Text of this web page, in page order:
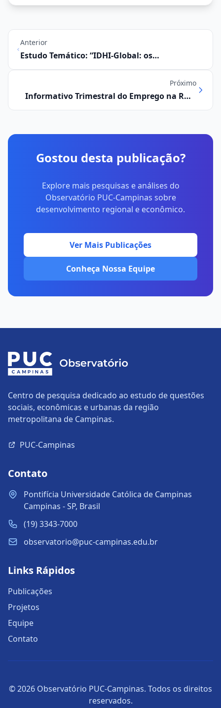
Anterior
Estudo Temático: “IDHI-Global: os
fundamentos teóricos do desenvolvimento
relações internacionais”
Próximo
Informativo Trimestral do Emprego na RMC
(abril / junho 2024)
Gostou desta publicação?
Explore mais pesquisas e análises do
Observatório PUC-Campinas sobre
desenvolvimento regional e econômico.
Ver Mais Publicações
Conheça Nossa Equipe
Centro de pesquisa dedicado ao estudo de questões
sociais, econômicas e urbanas da região
metropolitana de Campinas.
PUC-Campinas
Contato
Pontifícia Universidade Católica de Campinas
Campinas - SP, Brasil
(19) 3343-7000
observatorio@puc-campinas.edu.br
Links Rápidos
Publicações
Projetos
Equipe
Contato
© 2026 Observatório PUC-Campinas. Todos os direitos
reservados.